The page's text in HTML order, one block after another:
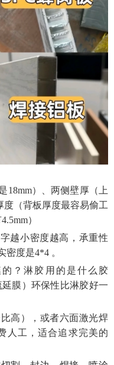
18mm）、两侧壁厚（上
度（背板厚度最容易偷工
）
越小密度越高，承重性
密度是4*4 。
？淋胶用的是什么胶
膜）环保性比淋胶好一
高） ， 或者六面激光焊
人工，适合追求完美的